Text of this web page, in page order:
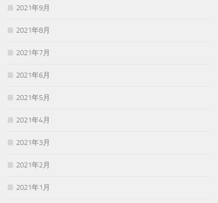
2021年9月
2021年8月
2021年7月
2021年6月
2021年5月
2021年4月
2021年3月
2021年2月
2021年1月